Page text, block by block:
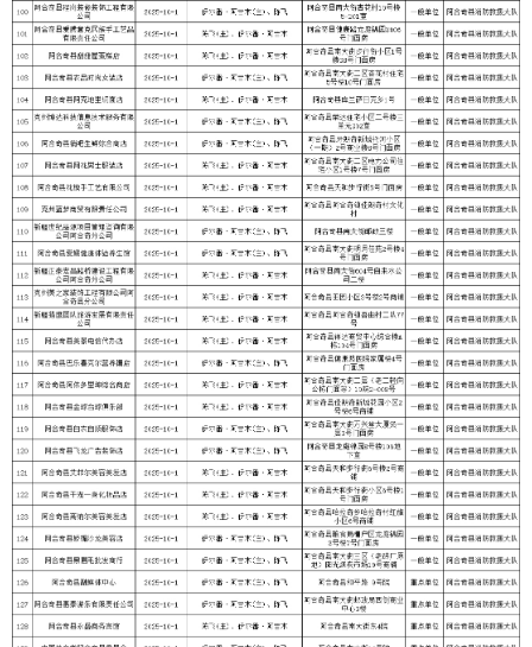
分享:
打印本页 关闭窗口
各县（市）网站 媒体
地州市政府 区政府部门
省区市政府 国家部委局
主办：克孜勒苏柯尔克孜自治州人民政府办公室
承办：克孜勒苏柯尔克孜自治州政务公开信息中心